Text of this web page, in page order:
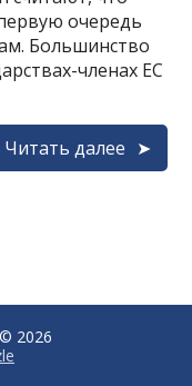
очередь
Большинство
членах ЕС
Читать далее
© 2026